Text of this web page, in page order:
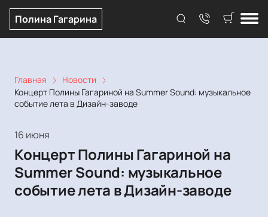
Полина Гагарина
Главная
Новости
Концерт Полины Гагариной на Summer Sound: музыкальное
событие лета в Дизайн-заводе
16 июня
Концерт Полины Гагариной на
Summer Sound: музыкальное
событие лета в Дизайн-заводе